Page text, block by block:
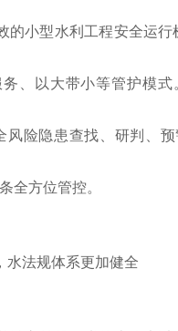
的小型水利工程安全运
、以大带小等管护模
风险隐患查找、研判、
全方位管控。
法规体系更加健全